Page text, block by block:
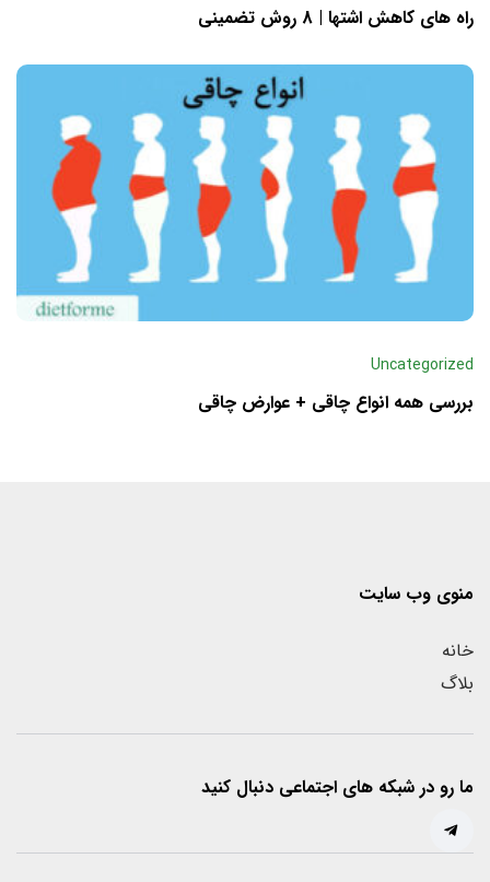
راه های کاهش اشتها | 8 روش تضمینی
Uncategorized
بررسی همه انواع چاقی + عوارض چاقی
منوی وب سایت
خانه
بلاگ
ما رو در شبکه های اجتماعی دنبال کنید